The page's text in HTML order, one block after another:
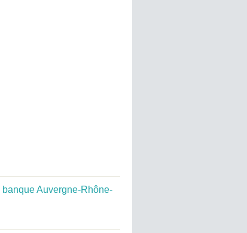
banque Auvergne-Rhône-